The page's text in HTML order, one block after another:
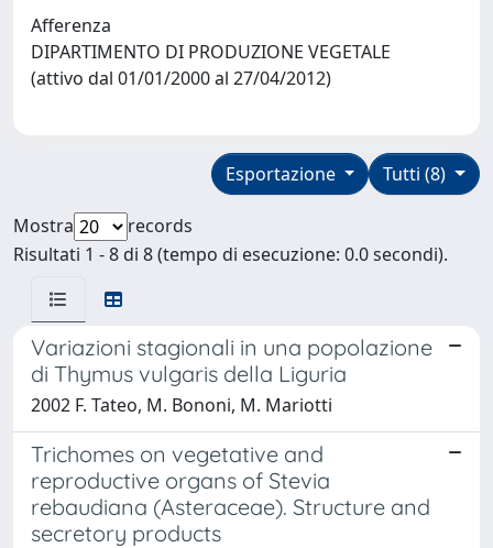
Afferenza
DIPARTIMENTO DI PRODUZIONE VEGETALE
(attivo dal 01/01/2000 al 27/04/2012)
Tutti (8)
Esportazione
Mostra
records
Risultati 1 - 8 di 8 (tempo di esecuzione: 0.0 secondi).
Variazioni stagionali in una popolazione
di Thymus vulgaris della Liguria
2002 F. Tateo, M. Bononi, M. Mariotti
Trichomes on vegetative and
reproductive organs of Stevia
rebaudiana (Asteraceae). Structure and
secretory products